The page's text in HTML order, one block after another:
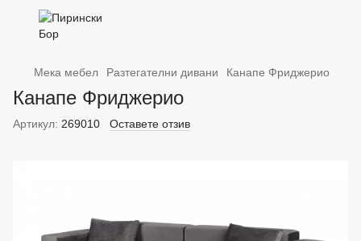
Мека мебел Разтегателни дивани Канапе Фриджерио
Канапе Фриджерио
Артикул: 269010 Оставете отзив